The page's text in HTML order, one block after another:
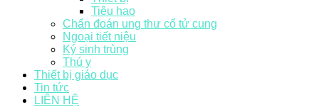
Tiêu hao
Chẩn đoán ung thư cổ tử cung
Ngoại tiết niệu
Ký sinh trùng
Thú y
Thiết bị giáo dục
Tin tức
LIÊN HỆ